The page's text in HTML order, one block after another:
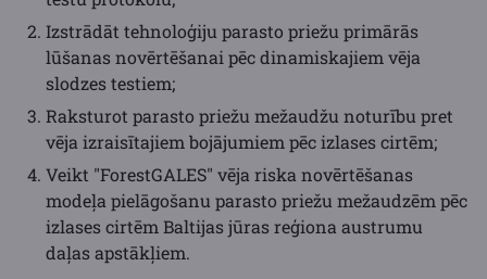
Izstrādāt tehnoloģiju parasto priežu primārās
lūšanas novērtēšanai pēc dinamiskajiem vēja
slodzes testiem;
Raksturot parasto priežu mežaudžu noturību pret
vēja izraisītajiem bojājumiem pēc izlases cirtēm;
Veikt "ForestGALES" vēja riska novērtēšanas
modeļa pielāgošanu parasto priežu mežaudzēm pēc
izlases cirtēm Baltijas jūras reģiona austrumu
daļas apstākļiem.